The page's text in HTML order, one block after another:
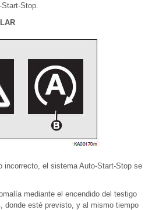
Stop.
incorrecto, el sistema Auto-Start-Stop se
mediante el encendido del testigo
donde esté previsto, y al mismo tiempo